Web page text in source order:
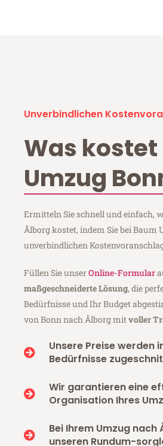
Unverbindlichen
Was kostet
Umzug
Ermitteln Sie schnell und einfach,
Ålborg kostet, indem Sie bei Baum
unverbindlichen
Füllen Sie unserOnline-Formular
maßgeschneiderte Lösung, die
Bedürfnisse und Ihr Budget
von Bonn nach Ålborg mitvoller
Unsere Preise werden
Bedürfnisse
Wir garantieren eine
Organisation Ihres
Bei Ihrem Umzug
unseren Rundum-